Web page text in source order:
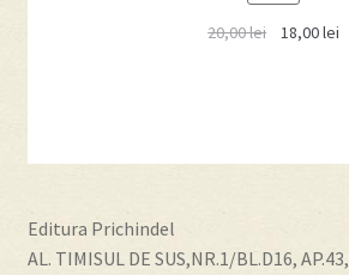
ON
SALE
20,00lei 18,00lei
Editura Prichindel
AL. TIMISUL DE SUS,NR.1/BL.D16, AP.43,